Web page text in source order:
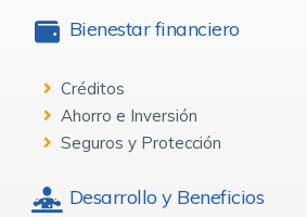
Bienestar financiero
Créditos
Ahorro e Inversión
Seguros y Protección
Desarrollo y Beneficios